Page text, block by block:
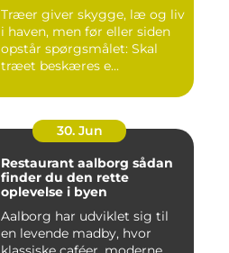
Træer giver skygge, læ og liv
i haven, men før eller siden
opstår spørgsmålet: Skal
træet beskæres e...
30. Jun
Restaurant aalborg sådan
finder du den rette
oplevelse i byen
Aalborg har udviklet sig til
en levende madby, hvor